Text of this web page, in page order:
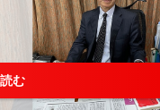
む